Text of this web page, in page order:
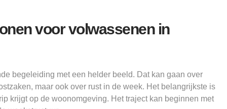
voor volwassenen in
begeleiding met een helder beeld. Dat kan gaan over
maar ook over rust in de week. Het belangrijkste is
krijgt op de woonomgeving. Het traject kan beginnen met